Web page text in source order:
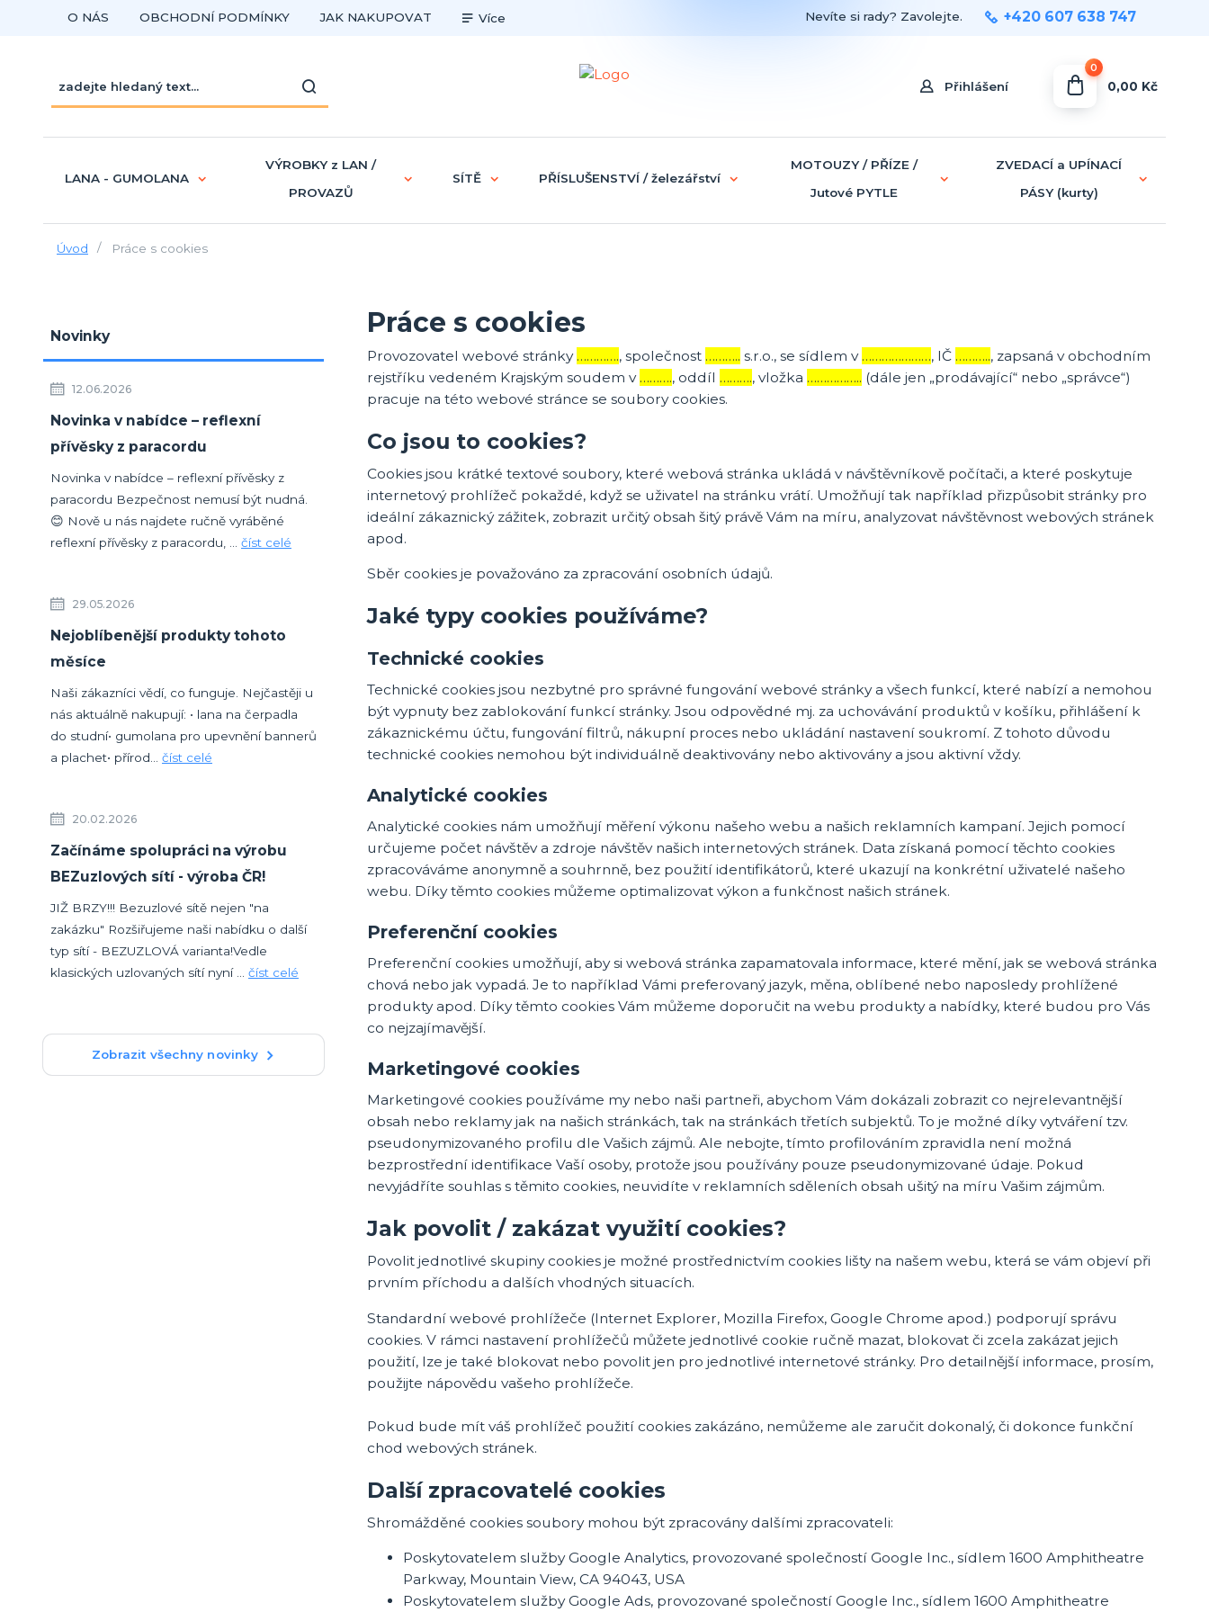
O NÁS OBCHODNÍ PODMÍNKY JAK NAKUPOVAT Více
Přihlášení
Nevíte si rady? Zavolejte. +420 607 638 747
0
0,00 Kč
LANA - GUMOLANA
VÝROBKY z LAN /
PROVAZŮ
SÍTĚ PŘÍSLUŠENSTVÍ / železářství
MOTOUZY / PŘÍZE /
Jutové PYTLE
ZVEDACÍ a UPÍNACÍ
PÁSY (kurty)
Úvod Práce s cookies
Novinky
12.06.2026
Novinka v nabídce – reflexní
přívěsky z paracordu
Novinka v nabídce – reflexní přívěsky z
paracordu Bezpečnost nemusí být nudná.
😊 Nově u nás najdete ručně vyráběné
reflexní přívěsky z paracordu, ... číst celé
29.05.2026
Nejoblíbenější produkty tohoto
měsíce
Naši zákazníci vědí, co funguje. Nejčastěji u
nás aktuálně nakupují: • lana na čerpadla
do studní• gumolana pro upevnění bannerů
a plachet• přírod... číst celé
20.02.2026
Začínáme spolupráci na výrobu
BEZuzlových sítí - výroba ČR!
JIŽ BRZY!!! Bezuzlové sítě nejen "na
zakázku" Rozšiřujeme naši nabídku o další
typ sítí - BEZUZLOVÁ varianta!Vedle
klasických uzlovaných sítí nyní ... číst celé
Zobrazit všechny novinky
Práce s cookies
Provozovatel webové stránky …………., společnost ……….. s.r.o., se sídlem v …………………, IČ ……….., zapsaná v obchodním
rejstříku vedeném Krajským soudem v ………., oddíl ………., vložka …………….. (dále jen „prodávající“ nebo „správce“)
pracuje na této webové stránce se soubory cookies.
Co jsou to cookies?
Cookies jsou krátké textové soubory, které webová stránka ukládá v návštěvníkově počítači, a které poskytuje
internetový prohlížeč pokaždé, když se uživatel na stránku vrátí. Umožňují tak například přizpůsobit stránky pro
ideální zákaznický zážitek, zobrazit určitý obsah šitý právě Vám na míru, analyzovat návštěvnost webových stránek
apod.
Sběr cookies je považováno za zpracování osobních údajů.
Jaké typy cookies používáme?
Technické cookies
Technické cookies jsou nezbytné pro správné fungování webové stránky a všech funkcí, které nabízí a nemohou
být vypnuty bez zablokování funkcí stránky. Jsou odpovědné mj. za uchovávání produktů v košíku, přihlášení k
zákaznickému účtu, fungování filtrů, nákupní proces nebo ukládání nastavení soukromí. Z tohoto důvodu
technické cookies nemohou být individuálně deaktivovány nebo aktivovány a jsou aktivní vždy.
Analytické cookies
Analytické cookies nám umožňují měření výkonu našeho webu a našich reklamních kampaní. Jejich pomocí
určujeme počet návštěv a zdroje návštěv našich internetových stránek. Data získaná pomocí těchto cookies
zpracováváme anonymně a souhrnně, bez použití identifikátorů, které ukazují na konkrétní uživatelé našeho
webu. Díky těmto cookies můžeme optimalizovat výkon a funkčnost našich stránek.
Preferenční cookies
Preferenční cookies umožňují, aby si webová stránka zapamatovala informace, které mění, jak se webová stránka
chová nebo jak vypadá. Je to například Vámi preferovaný jazyk, měna, oblíbené nebo naposledy prohlížené
produkty apod. Díky těmto cookies Vám můžeme doporučit na webu produkty a nabídky, které budou pro Vás
co nejzajímavější.
Marketingové cookies
Marketingové cookies používáme my nebo naši partneři, abychom Vám dokázali zobrazit co nejrelevantnější
obsah nebo reklamy jak na našich stránkách, tak na stránkách třetích subjektů. To je možné díky vytváření tzv.
pseudonymizovaného profilu dle Vašich zájmů. Ale nebojte, tímto profilováním zpravidla není možná
bezprostřední identifikace Vaší osoby, protože jsou používány pouze pseudonymizované údaje. Pokud
nevyjádříte souhlas s těmito cookies, neuvidíte v reklamních sděleních obsah ušitý na míru Vašim zájmům.
Jak povolit / zakázat využití cookies?
Povolit jednotlivé skupiny cookies je možné prostřednictvím cookies lišty na našem webu, která se vám objeví při
prvním příchodu a dalších vhodných situacích.
Standardní webové prohlížeče (Internet Explorer, Mozilla Firefox, Google Chrome apod.) podporují správu
cookies. V rámci nastavení prohlížečů můžete jednotlivé cookie ručně mazat, blokovat či zcela zakázat jejich
použití, lze je také blokovat nebo povolit jen pro jednotlivé internetové stránky. Pro detailnější informace, prosím,
použijte nápovědu vašeho prohlížeče.
Pokud bude mít váš prohlížeč použití cookies zakázáno, nemůžeme ale zaručit dokonalý, či dokonce funkční
chod webových stránek.
Další zpracovatelé cookies
Shromážděné cookies soubory mohou být zpracovány dalšími zpracovateli:
Poskytovatelem služby Google Analytics, provozované společností Google Inc., sídlem 1600 Amphitheatre
Parkway, Mountain View, CA 94043, USA
Poskytovatelem služby Google Ads, provozované společností Google Inc., sídlem 1600 Amphitheatre